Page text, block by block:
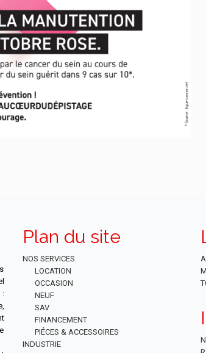
Plan du site
NOS SERVICES
LOCATION
OCCASION
NEUF
SAV
FINANCEMENT
PIÉCES & ACCESSOIRES
INDUSTRIE